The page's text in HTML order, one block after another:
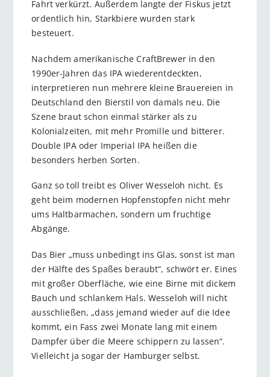
Fahrt verkürzt. Außerdem langte der Fiskus jetzt
ordentlich hin, Starkbiere wurden stark
besteuert.
Nachdem amerikanische CraftBrewer in den
1990er-Jahren das IPA wiederentdeckten,
interpretieren nun mehrere kleine Brauereien in
Deutschland den Bierstil von damals neu. Die
Szene braut schon einmal stärker als zu
Kolonialzeiten, mit mehr Promille und bitterer.
Double IPA oder Imperial IPA heißen die
besonders herben Sorten.
Ganz so toll treibt es Oliver Wesseloh nicht. Es
geht beim modernen Hopfenstopfen nicht mehr
ums Haltbarmachen, sondern um fruchtige
Abgänge.
Das Bier „muss unbedingt ins Glas, sonst ist man
der Hälfte des Spaßes beraubt“, schwört er. Eines
mit großer Oberfläche, wie eine Birne mit dickem
Bauch und schlankem Hals. Wesseloh will nicht
ausschließen, „dass jemand wieder auf die Idee
kommt, ein Fass zwei Monate lang mit einem
Dampfer über die Meere schippern zu lassen“.
Vielleicht ja sogar der Hamburger selbst.